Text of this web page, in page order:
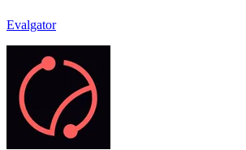
Evalgator